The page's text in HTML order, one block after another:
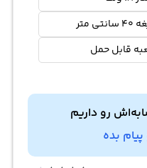
متر
قابل حمل
رو داریم
بده